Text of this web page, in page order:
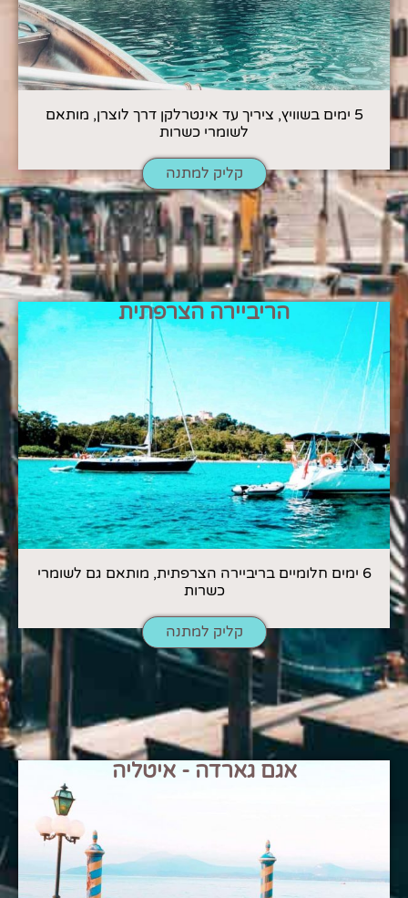
5 ימים בשוויץ, ציריך עד אינטרלקן דרך לוצרן, מותאם
לשומרי כשרות
קליק למתנה
הריביירה הצרפתית
6 ימים חלומיים בריביירה הצרפתית, מותאם גם לשומרי
כשרות
קליק למתנה
אגם גארדה - איטליה